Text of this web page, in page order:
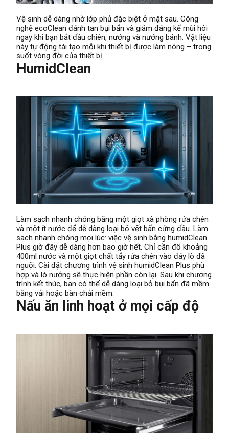
Vệ sinh dễ dàng nhờ lớp phủ đặc biệt ở mặt sau. Công
nghệ ecoClean đánh tan bụi bẩn và giảm đáng kể mùi hôi
ngay khi bạn bắt đầu chiên, nướng và nướng bánh. Vật liệu
này tự động tái tạo mỗi khi thiết bị được làm nóng – trong
suốt vòng đời của thiết bị.
HumidClean
Làm sạch nhanh chóng bằng một giọt xà phòng rửa chén
và một ít nước để dễ dàng loại bỏ vết bẩn cứng đầu. Làm
sạch nhanh chóng mọi lúc: việc vệ sinh bằng humidClean
Plus giờ đây dễ dàng hơn bao giờ hết. Chỉ cần đổ khoảng
400ml nước và một giọt chất tẩy rửa chén vào đáy lò đã
nguội. Cài đặt chương trình vệ sinh humidClean Plus phù
hợp và lò nướng sẽ thực hiện phần còn lại. Sau khi chương
trình kết thúc, bạn có thể dễ dàng loại bỏ bụi bẩn đã mềm
bằng vải hoặc bàn chải mềm.
Nấu ăn linh hoạt ở mọi cấp độ